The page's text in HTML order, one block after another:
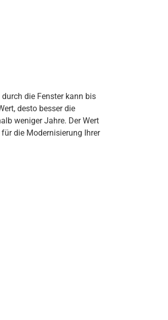
die Fenster kann bis
desto besser die
weniger Jahre. Der Wert
die Modernisierung Ihrer